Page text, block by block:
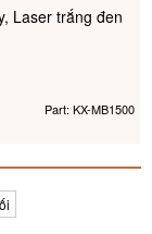
Laser trắng đen
Part: KX-MB1500